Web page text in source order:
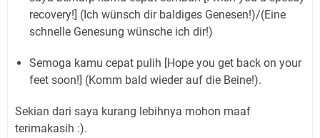
recovery!] (Ich wünsch dir baldiges Genesen!)/(Eine
schnelle Genesung wünsche ich dir!)
Semoga kamu cepat pulih [Hope you get back on your
feet soon!] (Komm bald wieder auf die Beine!).
Sekian dari saya kurang lebihnya mohon maaf
terimakasih :).